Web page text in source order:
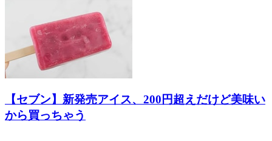
【セブン】新発売アイス、200円超えだけど美味い
から買っちゃう